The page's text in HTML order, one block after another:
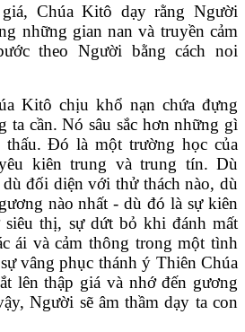
Chúa Kitô dạy rằng Người
những gian nan và truyền cảm
theo Người bằng cách noi
Kitô chịu khổ nạn chứa đựng
ta cần. Nó sâu sắc hơn những gì
thấu. Đó là một trường học của
kiên trung và trung tín. Dù
đối diện với thử thách nào, dù
nào nhất - dù đó là sự kiên
thị, sự dứt bỏ khi đánh mất
ái và cảm thông trong một tình
vâng phục thánh ý Thiên Chúa
lên thập giá và nhớ đến gương
Người sẽ âm thầm dạy ta con